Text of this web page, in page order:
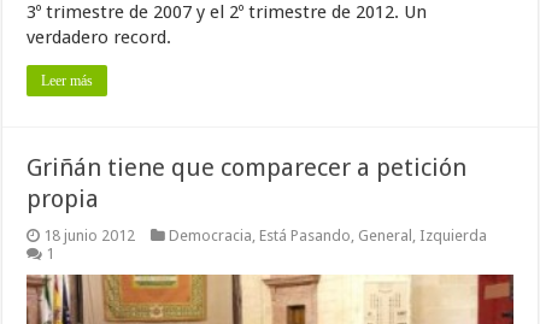
3º trimestre de 2007 y el 2º trimestre de 2012. Un
verdadero record.
Leer más
Griñán tiene que comparecer a petición
propia
18 junio 2012 Democracia, Está Pasando, General , Izquierda
1